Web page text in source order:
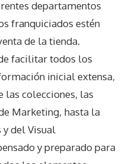
departamentos
franquiciados estén
de la tienda.
facilitar todos los
inicial extensa,
las colecciones, las
Marketing, hasta la
y del Visual
y preparado para